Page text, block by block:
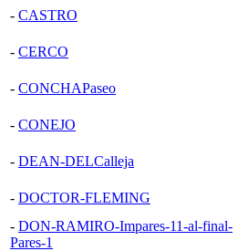
- CASTRO
- CERCO
- CONCHAPaseo
- CONEJO
- DEAN-DELCalleja
- DOCTOR-FLEMING
- DON-RAMIRO-Impares-11-al-final-
Pares-1